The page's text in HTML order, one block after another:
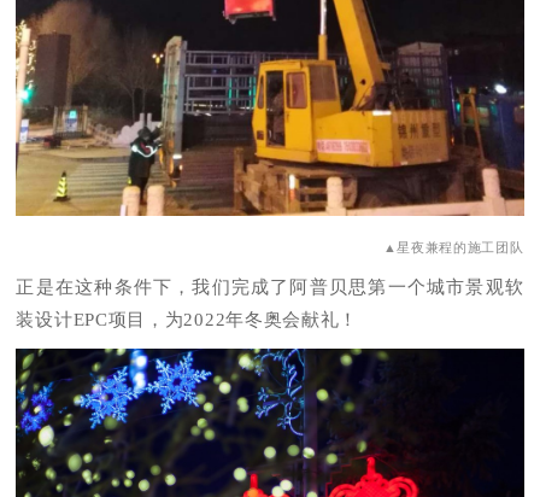
▲星夜兼程的施工团队
正是在这种条件下，我们完成了阿普贝思第一个城市景观软
装设计EPC项目，为2022年冬奥会献礼！